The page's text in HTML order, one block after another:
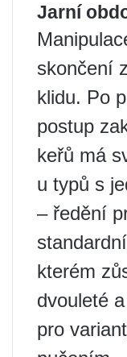
Jarní
skončení
klidu. Po
postup
keřů má
u typů s
– ředění
kterém
dvouleté
pro